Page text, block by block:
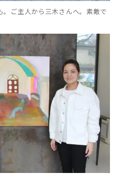
。ご主人から三木さんへ。素敵で